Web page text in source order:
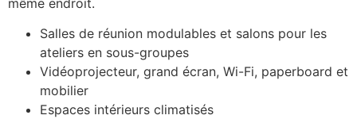
Salles de réunion modulables et salons pour les
ateliers en sous-groupes
Vidéoprojecteur, grand écran, Wi-Fi, paperboard et
mobilier
Espaces intérieurs climatisés